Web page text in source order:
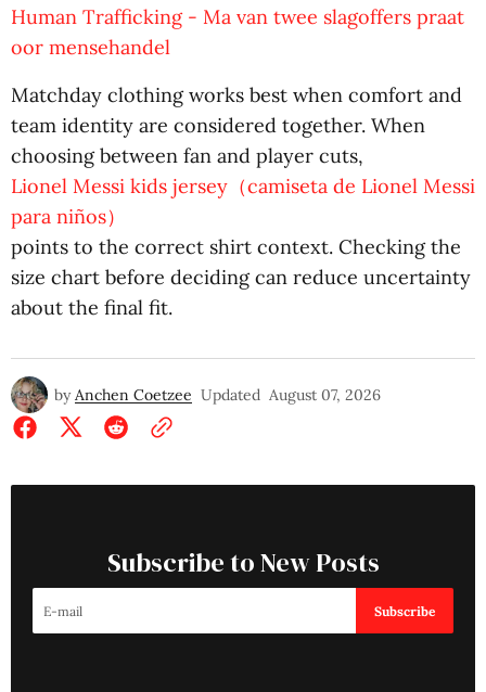
Human Trafficking - Ma van twee slagoffers praat
oor mensehandel
Matchday clothing works best when comfort and
team identity are considered together. When
choosing between fan and player cuts,
Lionel Messi kids jersey（camiseta de Lionel Messi
para niños）
points to the correct shirt context. Checking the
size chart before deciding can reduce uncertainty
about the final fit.
by Anchen Coetzee Updated August 07, 2026
Subscribe to New Posts
Subscribe